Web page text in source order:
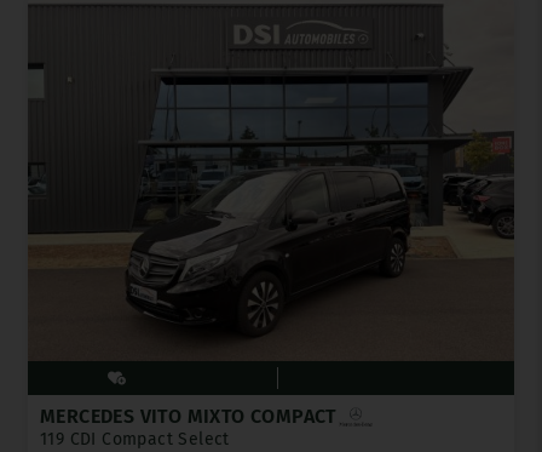
MERCEDES VITO MIXTO COMPACT
119 CDI Compact Select